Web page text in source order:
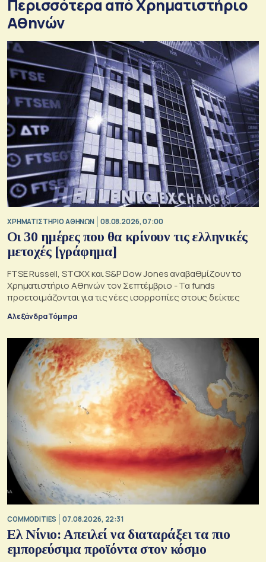
Περισσότερα από Xρηματιστήριο
Αθηνών
XΡΗΜΑΤΙΣΤΗΡΙΟ ΑΘΗΝΩΝ 08.08.2026, 07:00
Οι 30 ημέρες που θα κρίνουν τις ελληνικές
μετοχές [γράφημα]
FTSE Russell, STOXX και S&P Dow Jones αναβαθμίζουν το
Χρηματιστήριο Αθηνών τον Σεπτέμβριο - Τα funds
προετοιμάζονται για τις νέες ισορροπίες στους δείκτες
Αλεξάνδρα Τόμπρα
COMMODITIES 07.08.2026, 22:31
Ελ Νίνιο: Απειλεί να διαταράξει τα πιο
εμπορεύσιμα προϊόντα στον κόσμο